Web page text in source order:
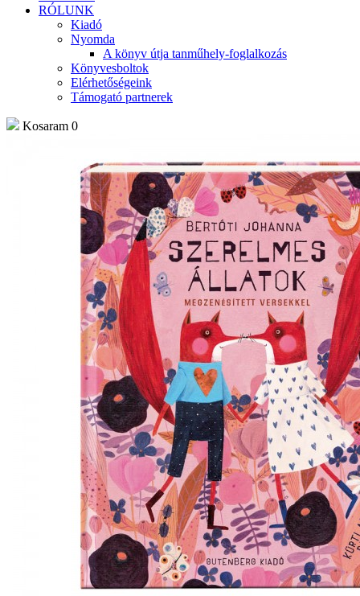
RÓLUNK
Kiadó
Nyomda
A könyv útja tanműhely-foglalkozás
Könyvesboltok
Elérhetőségeink
Támogató partnerek
Kosaram 0